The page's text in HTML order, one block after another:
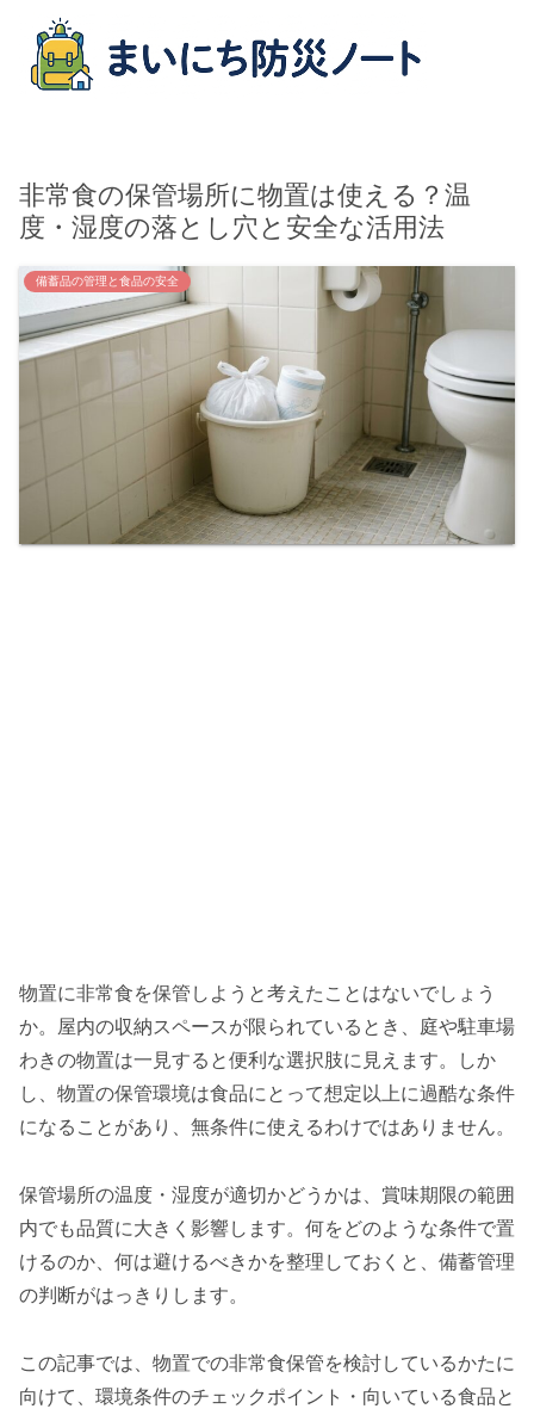
非常食の保管場所に物置は使える？温
度・湿度の落とし穴と安全な活用法
備蓄品の管理と食品の安全
物置に非常食を保管しようと考えたことはないでしょう
か。屋内の収納スペースが限られているとき、庭や駐車場
わきの物置は一見すると便利な選択肢に見えます。しか
し、物置の保管環境は食品にとって想定以上に過酷な条件
になることがあり、無条件に使えるわけではありません。
保管場所の温度・湿度が適切かどうかは、賞味期限の範囲
内でも品質に大きく影響します。何をどのような条件で置
けるのか、何は避けるべきかを整理しておくと、備蓄管理
の判断がはっきりします。
この記事では、物置での非常食保管を検討しているかたに
向けて、環境条件のチェックポイント・向いている食品と